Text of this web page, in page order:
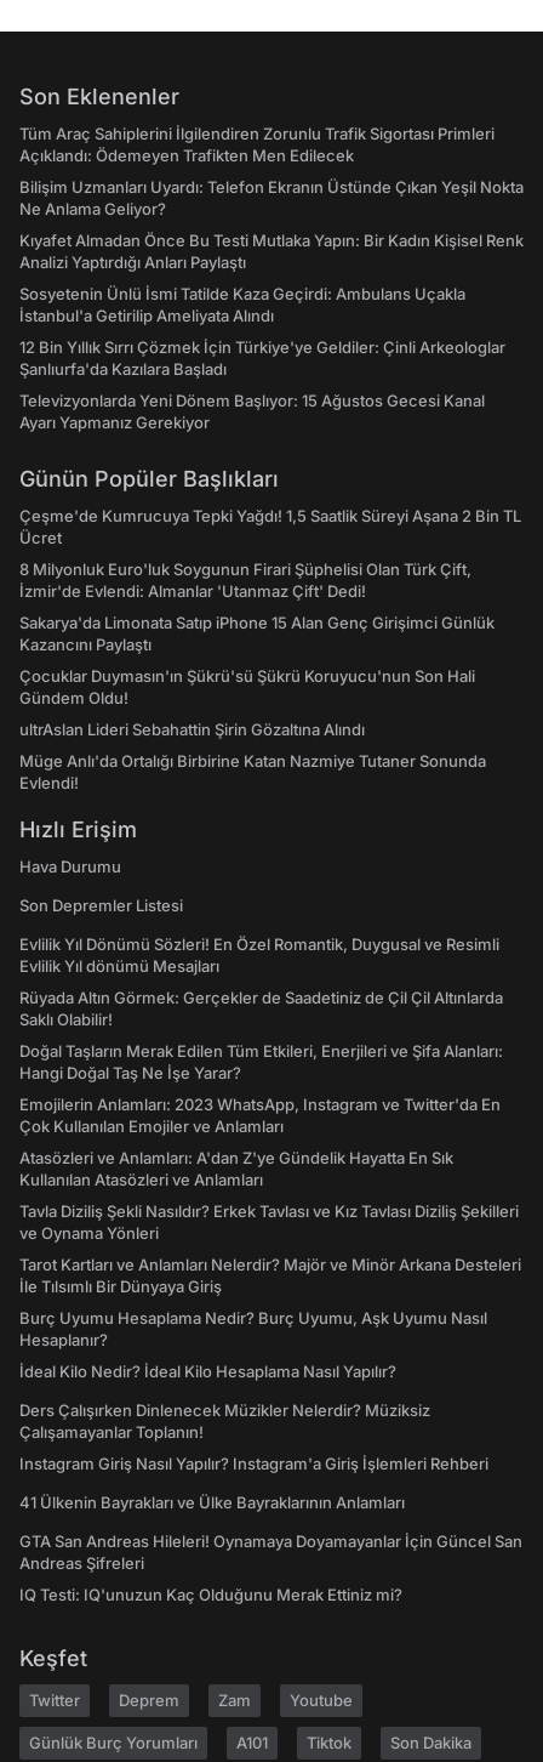
Son Eklenenler
Tüm Araç Sahiplerini İlgilendiren Zorunlu Trafik Sigortası Primleri
Açıklandı: Ödemeyen Trafikten Men Edilecek
Bilişim Uzmanları Uyardı: Telefon Ekranın Üstünde Çıkan Yeşil Nokta
Ne Anlama Geliyor?
Kıyafet Almadan Önce Bu Testi Mutlaka Yapın: Bir Kadın Kişisel Renk
Analizi Yaptırdığı Anları Paylaştı
Sosyetenin Ünlü İsmi Tatilde Kaza Geçirdi: Ambulans Uçakla
İstanbul'a Getirilip Ameliyata Alındı
12 Bin Yıllık Sırrı Çözmek İçin Türkiye'ye Geldiler: Çinli Arkeologlar
Şanlıurfa'da Kazılara Başladı
Televizyonlarda Yeni Dönem Başlıyor: 15 Ağustos Gecesi Kanal
Ayarı Yapmanız Gerekiyor
Günün Popüler Başlıkları
Çeşme'de Kumrucuya Tepki Yağdı! 1,5 Saatlik Süreyi Aşana 2 Bin TL
Ücret
8 Milyonluk Euro'luk Soygunun Firari Şüphelisi Olan Türk Çift,
İzmir'de Evlendi: Almanlar 'Utanmaz Çift' Dedi!
Sakarya'da Limonata Satıp iPhone 15 Alan Genç Girişimci Günlük
Kazancını Paylaştı
Çocuklar Duymasın'ın Şükrü'sü Şükrü Koruyucu'nun Son Hali
Gündem Oldu!
ultrAslan Lideri Sebahattin Şirin Gözaltına Alındı
Müge Anlı'da Ortalığı Birbirine Katan Nazmiye Tutaner Sonunda
Evlendi!
Hızlı Erişim
Hava Durumu
Son Depremler Listesi
Evlilik Yıl Dönümü Sözleri! En Özel Romantik, Duygusal ve Resimli
Evlilik Yıl dönümü Mesajları
Rüyada Altın Görmek: Gerçekler de Saadetiniz de Çil Çil Altınlarda
Saklı Olabilir!
Doğal Taşların Merak Edilen Tüm Etkileri, Enerjileri ve Şifa Alanları:
Hangi Doğal Taş Ne İşe Yarar?
Emojilerin Anlamları: 2023 WhatsApp, Instagram ve Twitter'da En
Çok Kullanılan Emojiler ve Anlamları
Atasözleri ve Anlamları: A'dan Z'ye Gündelik Hayatta En Sık
Kullanılan Atasözleri ve Anlamları
Tavla Diziliş Şekli Nasıldır? Erkek Tavlası ve Kız Tavlası Diziliş Şekilleri
ve Oynama Yönleri
Tarot Kartları ve Anlamları Nelerdir? Majör ve Minör Arkana Desteleri
İle Tılsımlı Bir Dünyaya Giriş
Burç Uyumu Hesaplama Nedir? Burç Uyumu, Aşk Uyumu Nasıl
Hesaplanır?
İdeal Kilo Nedir? İdeal Kilo Hesaplama Nasıl Yapılır?
Ders Çalışırken Dinlenecek Müzikler Nelerdir? Müziksiz
Çalışamayanlar Toplanın!
Instagram Giriş Nasıl Yapılır? Instagram'a Giriş İşlemleri Rehberi
41 Ülkenin Bayrakları ve Ülke Bayraklarının Anlamları
GTA San Andreas Hileleri! Oynamaya Doyamayanlar İçin Güncel San
Andreas Şifreleri
IQ Testi: IQ'unuzun Kaç Olduğunu Merak Ettiniz mi?
Keşfet
Twitter Deprem Zam Youtube
Günlük Burç Yorumları A101 Tiktok Son Dakika